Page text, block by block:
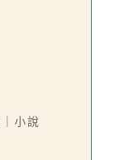
小說